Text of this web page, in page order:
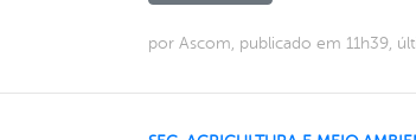
por Ascom, publicado em 11h39,